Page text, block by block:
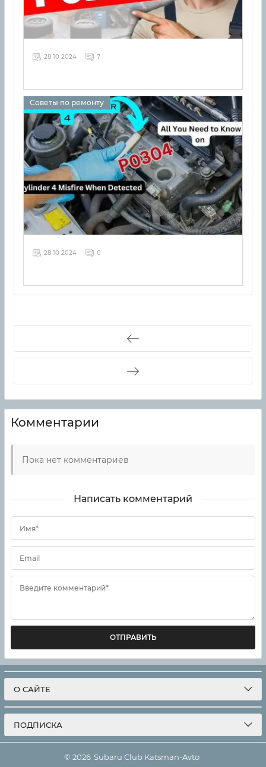
28 10 2024 7
Советы по ремонту
28 10 2024 0
Комментарии
Пока нет комментариев
Написать комментарий
Имя*
Email
Введите комментарий*
ОТПРАВИТЬ
О САЙТЕ
ПОДПИСКА
© 2026 Subaru Club Katsman-Avto